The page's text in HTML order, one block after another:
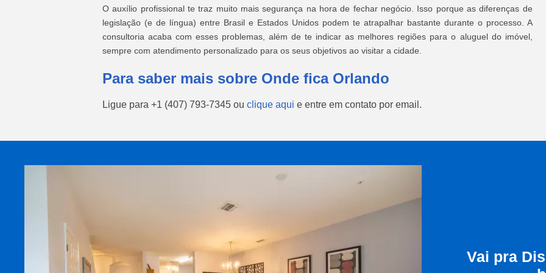
O auxílio profissional te traz muito mais segurança na hora de fechar negócio. Isso porque as diferenças de
legislação (e de língua) entre Brasil e Estados Unidos podem te atrapalhar bastante durante o processo. A
consultoria acaba com esses problemas, além de te indicar as melhores regiões para o aluguel do imóvel,
sempre com atendimento personalizado para os seus objetivos ao visitar a cidade.
Para saber mais sobre Onde fica Orlando
Ligue para +1 (407) 793-7345 ou clique aqui e entre em contato por email.
Vai pra